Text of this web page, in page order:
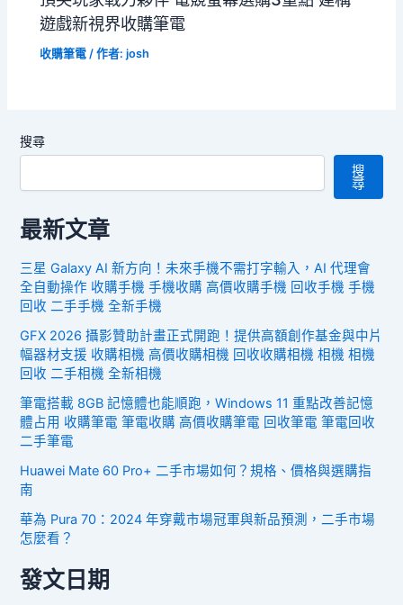
遊戲新視界收購筆電
收購筆電 / 作者:josh
搜尋
搜
尋
最新文章
三星 Galaxy AI 新方向！未來手機不需打字輸入，AI 代理會
全自動操作 收購手機 手機收購 高價收購手機 回收手機 手機
回收 二手手機 全新手機
GFX 2026 攝影贊助計畫正式開跑！提供高額創作基金與中片
幅器材支援 收購相機 高價收購相機 回收收購相機 相機 相機
回收 二手相機 全新相機
筆電搭載 8GB 記憶體也能順跑，Windows 11 重點改善記憶
體占用 收購筆電 筆電收購 高價收購筆電 回收筆電 筆電回收
二手筆電
Huawei Mate 60 Pro+ 二手市場如何？規格、價格與選購指
南
華為 Pura 70：2024 年穿戴市場冠軍與新品預測，二手市場
怎麼看？
發文日期